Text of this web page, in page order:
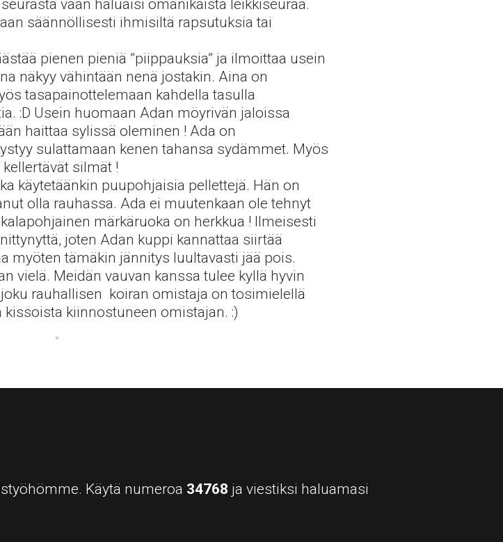
vaan haluaisi omanikäistä leikkiseuraa.
säännöllisesti ihmisiltä rapsutuksia tai
pienen pieniä ”piippauksia” ja ilmoittaa usein
näkyy vähintään nenä jostakin. Aina on
tasapainottelemaan kahdella tasulla
:D Usein huomaan Adan möyrivän jaloissa
haittaa sylissä oleminen ! Ada on
sulattamaan kenen tahansa sydämmet. Myös
silmät !
käytetäänkin puupohjaisia pellettejä. Hän on
olla rauhassa. Ada ei muutenkaan ole tehnyt
märkäruoka on herkkua ! Ilmeisesti
joten Adan kuppi kannattaa siirtää
myöten tämäkin jännitys luultavasti jää pois.
vielä. Meidän vauvan kanssa tulee kyllä hyvin
rauhallisen koiran omistaja on tosimielellä
kiinnostuneen omistajan. :)
Käytä numeroa 34768 ja viestiksi haluamasi